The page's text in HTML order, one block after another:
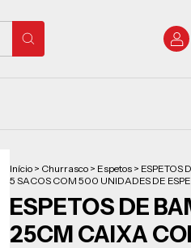
Início > Churrasco > Espetos > ESPETOS
5 SACOS COM 500 UNIDADES DE
ESPETOS DE
25CM CAIXA